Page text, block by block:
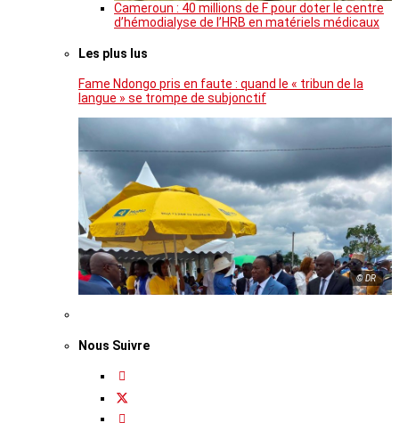
Cameroun : 40 millions de F pour doter le centre
d’hémodialyse de l’HRB en matériels médicaux
Les plus lus
Fame Ndongo pris en faute : quand le « tribun de la
langue » se trompe de subjonctif
© DR
Nous Suivre